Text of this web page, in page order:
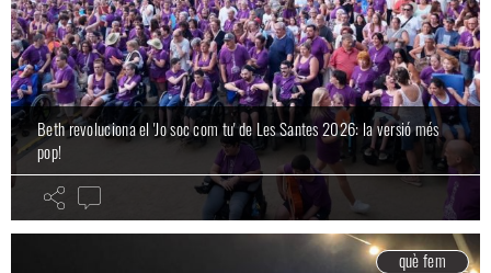
Beth revoluciona el 'Jo soc com tu' de Les Santes 2026: la versió més
pop!
què fem